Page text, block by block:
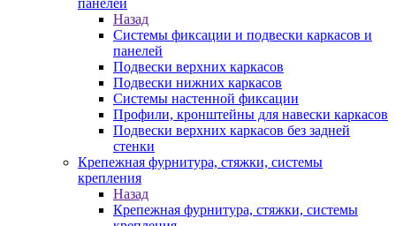
панелей
Назад
Системы фиксации и подвески каркасов и
панелей
Подвески верхних каркасов
Подвески нижних каркасов
Системы настенной фиксации
Профили, кронштейны для навески каркасов
Подвески верхних каркасов без задней
стенки
Крепежная фурнитура, стяжки, системы
крепления
Назад
Крепежная фурнитура, стяжки, системы